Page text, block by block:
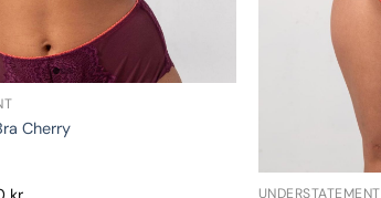
Cherry
UNDERSTATEMENT